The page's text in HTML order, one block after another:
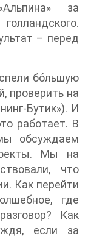
за
– перед
бóльшую
проверить на
Бутик»). И
работает. В
обсуждаем
Мы на
что
Как перейти
где
Как
если за